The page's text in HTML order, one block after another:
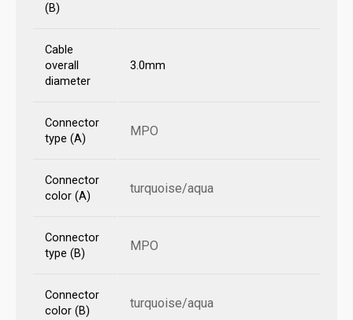
(B)
Cable
overall
diameter
3.0mm
Connector
type (A)
MPO
Connector
color (A)
turquoise/aqua
Connector
type (B)
MPO
Connector
color (B)
turquoise/aqua